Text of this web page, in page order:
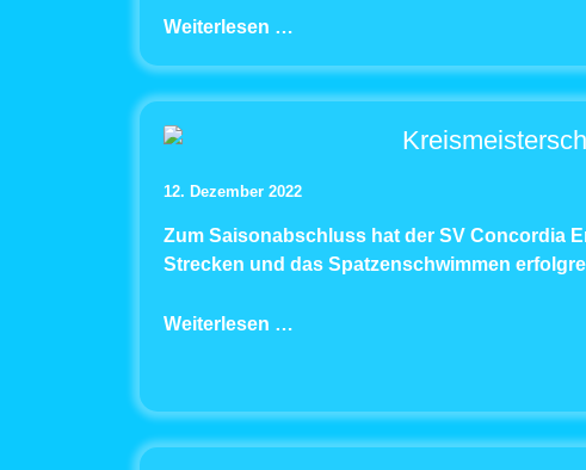
Weiterlesen …
12. Dezember 2022
Zum Saisonabschluss hat der SV Concordia
Strecken und das Spatzenschwimmen
Weiterlesen …